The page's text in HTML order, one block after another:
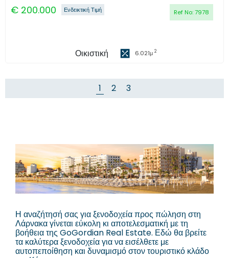
€ 200.000 Ref No:7978
Ενδεικτική Τιμή
Οικιστική 6.021μ 2
1 2 3
Η αναζήτησή σας για ξενοδοχεία προς πώληση στη
Λάρνακα γίνεται εύκολη κι αποτελεσματική με τη
βοήθεια της GoGordian Real Estate. Εδώ θα βρείτε
τα καλύτερα ξενοδοχεία για να εισέλθετε με
αυτοπεποίθηση και δυναμισμό στον τουριστικό κλάδο